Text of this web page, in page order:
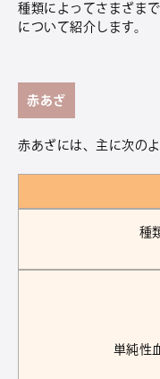
種類によってさまざま
について紹介します。
赤あざ
赤あざには、主に次の
種
単純性